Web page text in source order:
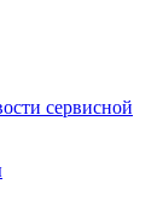
сервисной